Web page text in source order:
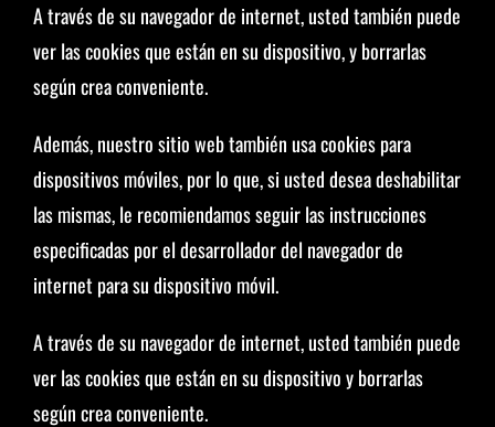
A través de su navegador de internet, usted también puede
ver las cookies que están en su dispositivo, y borrarlas
según crea conveniente.
Además, nuestro sitio web también usa cookies para
dispositivos móviles, por lo que, si usted desea deshabilitar
las mismas, le recomiendamos seguir las instrucciones
especificadas por el desarrollador del navegador de
internet para su dispositivo móvil.
A través de su navegador de internet, usted también puede
ver las cookies que están en su dispositivo y borrarlas
según crea conveniente.